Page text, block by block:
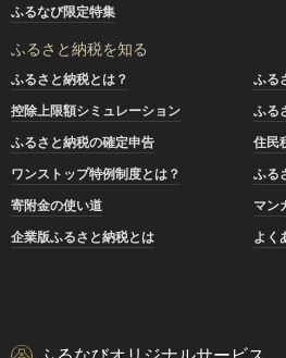
ふるなび限定特集
ふるさと納税を知る
ふるさと納税とは？
ふる
控除上限額シミュレーション
ふる
ふるさと納税の確定申告
住民
ワンストップ特例制度とは？
ふる
寄附金の使い道
マン
企業版ふるさと納税とは
よく